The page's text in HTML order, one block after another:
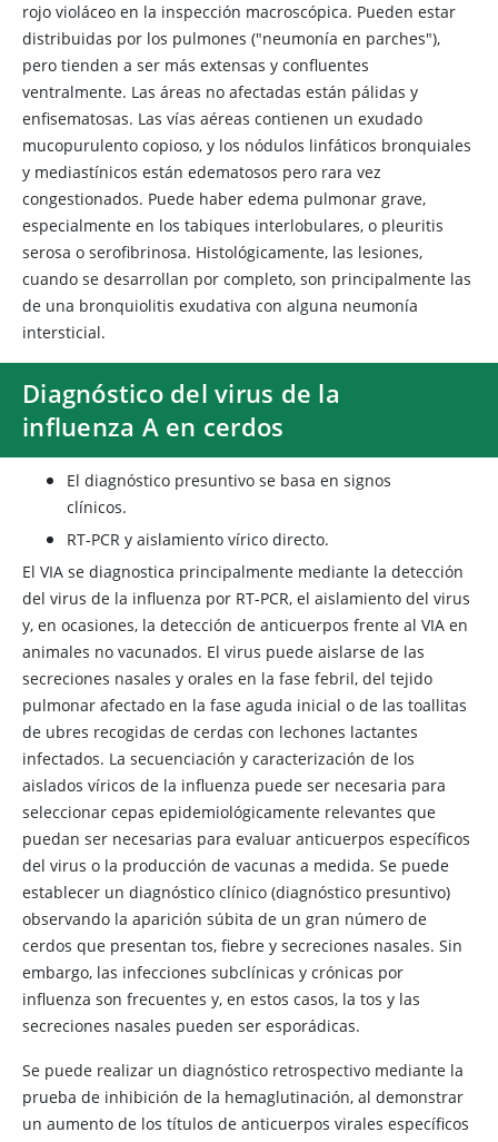
rojo violáceo en la inspección macroscópica. Pueden estar
distribuidas por los pulmones ("neumonía en parches"),
pero tienden a ser más extensas y confluentes
ventralmente. Las áreas no afectadas están pálidas y
enfisematosas. Las vías aéreas contienen un exudado
mucopurulento copioso, y los nódulos linfáticos bronquiales
y mediastínicos están edematosos pero rara vez
congestionados. Puede haber edema pulmonar grave,
especialmente en los tabiques interlobulares, o pleuritis
serosa o serofibrinosa. Histológicamente, las lesiones,
cuando se desarrollan por completo, son principalmente las
de una bronquiolitis exudativa con alguna neumonía
intersticial.
Diagnóstico del virus de la
influenza A en cerdos
El diagnóstico presuntivo se basa en signos
clínicos.
RT-PCR y aislamiento vírico directo.
El VIA se diagnostica principalmente mediante la detección
del virus de la influenza por RT-PCR, el aislamiento del virus
y, en ocasiones, la detección de anticuerpos frente al VIA en
animales no vacunados. El virus puede aislarse de las
secreciones nasales y orales en la fase febril, del tejido
pulmonar afectado en la fase aguda inicial o de las toallitas
de ubres recogidas de cerdas con lechones lactantes
infectados. La secuenciación y caracterización de los
aislados víricos de la influenza puede ser necesaria para
seleccionar cepas epidemiológicamente relevantes que
puedan ser necesarias para evaluar anticuerpos específicos
del virus o la producción de vacunas a medida. Se puede
establecer un diagnóstico clínico (diagnóstico presuntivo)
observando la aparición súbita de un gran número de
cerdos que presentan tos, fiebre y secreciones nasales. Sin
embargo, las infecciones subclínicas y crónicas por
influenza son frecuentes y, en estos casos, la tos y las
secreciones nasales pueden ser esporádicas.
Se puede realizar un diagnóstico retrospectivo mediante la
prueba de inhibición de la hemaglutinación, al demonstrar
un aumento de los títulos de anticuerpos virales específicos